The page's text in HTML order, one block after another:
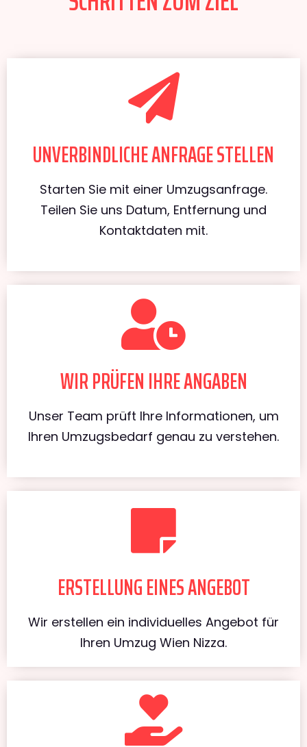
UNVERBINDLICHE ANFRAGE STELLEN
Starten Sie mit einer Umzugsanfrage.
Teilen Sie uns Datum, Entfernung und
Kontaktdaten mit.
WIR PRÜFEN IHRE ANGABEN
Unser Team prüft Ihre Informationen, um
Ihren Umzugsbedarf genau zu verstehen.
ERSTELLUNG EINES ANGEBOT
Wir erstellen ein individuelles Angebot für
Ihren Umzug Wien Nizza.